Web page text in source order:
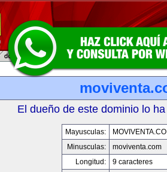
El dueño de este dominio lo
Mayusculas:
Minusculas:
moviventa.com
Longitud:
9 caracteres